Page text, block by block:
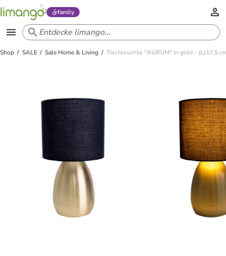
family
Shop SALE Sale Home & Living Tischleuchte "AURUM" in gold - (L)17.5